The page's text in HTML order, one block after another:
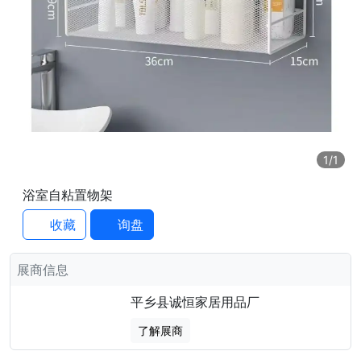
1/1
浴室自粘置物架
收藏
询盘
展商信息
平乡县诚恒家居用品厂
了解展商